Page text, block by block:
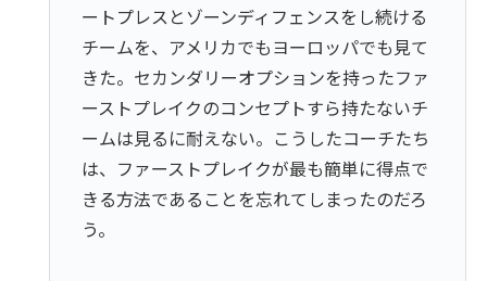
ートプレスとゾーンディフェンスをし続ける
チームを、アメリカでもヨーロッパでも見て
きた。セカンダリーオプションを持ったファ
ーストプレイクのコンセプトすら持たないチ
ームは見るに耐えない。こうしたコーチたち
は、ファーストプレイクが最も簡単に得点で
きる方法であることを忘れてしまったのだろ
う。